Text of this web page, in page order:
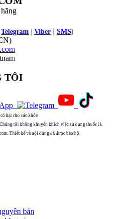
Telegram Viber | SMS)
TÔI
hại cho sức khỏe
tôi không khuyến khích việc sử dụng thuốc lá.
Thiết kế và nội dung đã được bảo hộ.
bản